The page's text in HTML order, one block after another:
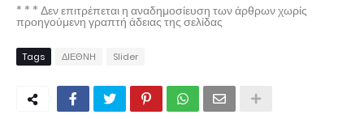
* * * Δεν επιτρέπεται η αναδημοσίευση των άρθρων χωρίς
προηγούμενη γραπτή άδειας της σελίδας
Tags ΔΙΕΘΝΗ Slider